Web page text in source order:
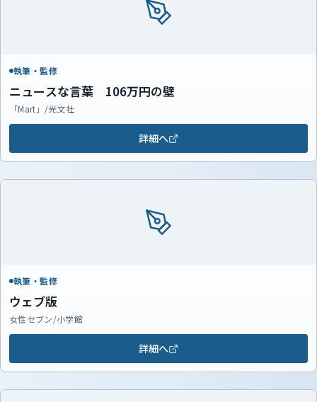
執筆・監修
ニュースな言葉 106万円の壁
「Mart」/光文社
詳細へ
執筆・監修
ウェブ版
女性セブン/小学館
詳細へ